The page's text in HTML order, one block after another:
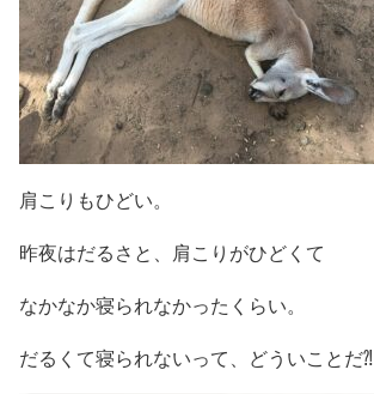
肩こりもひどい。
昨夜はだるさと、肩こりがひどくて
なかなか寝られなかったくらい。
だるくて寝られないって、どういことだ⁈